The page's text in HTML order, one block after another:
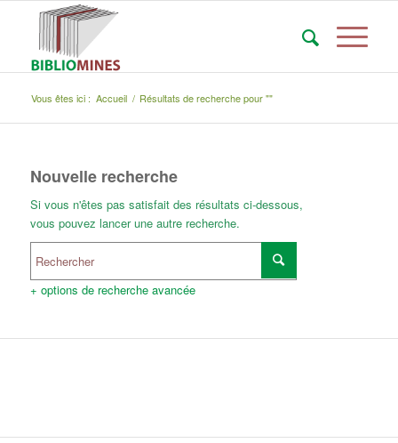
Vous êtes ici : Accueil / Résultats de recherche pour ""
Nouvelle recherche
Si vous n'êtes pas satisfait des résultats ci-dessous,
vous pouvez lancer une autre recherche.
+ options de recherche avancée